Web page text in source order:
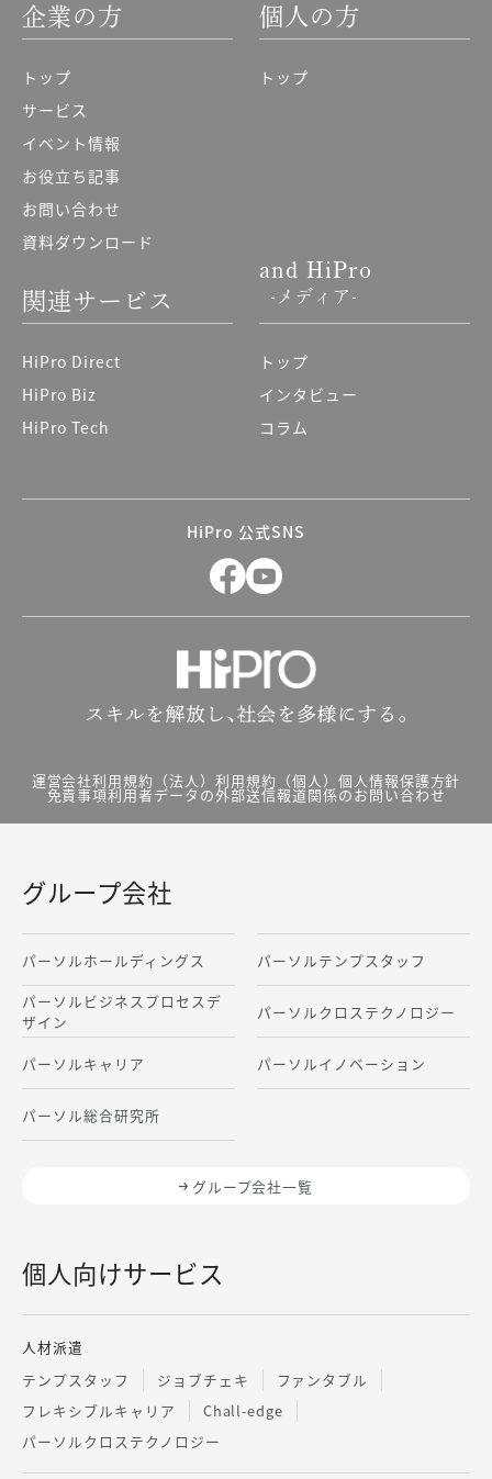
HiPro 公式SNS
企業の方
トップ
サービス
イベント情報
お役立ち記事
お問い合わせ
資料ダウンロード
個人の方
トップ
関連サービス
HiPro Direct
HiPro Biz
HiPro Tech
and HiPro
-メディア-
トップ
インタビュー
コラム
運営会社利用規約（法人）利用規約（個人） 個人情報保護方針
免責事項利用者データの外部送信報道関係のお問い合わせ
グループ会社
パーソルホールディングス
パーソルテンプスタッフ
パーソルビジネスプロセスデ
ザイン
パーソルクロステクノロジー
パーソルキャリア パーソルイノベーション
パーソル総合研究所
グループ会社一覧
個人向けサービス
人材派遣
テンプスタッフ
ジョブチェキ
ファンタブル
フレキシブルキャリア
Chall-edge
パーソルクロステクノロジー